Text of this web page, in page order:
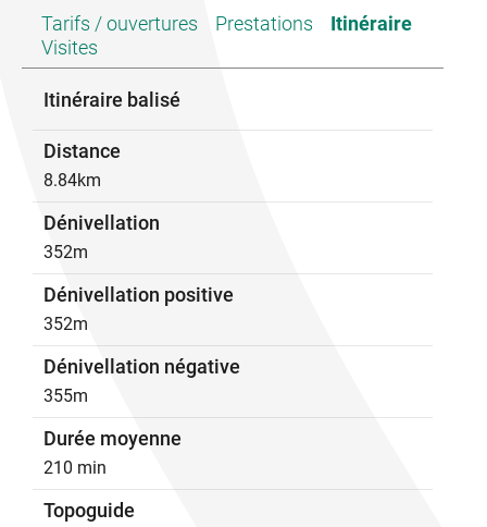
Tarifs / ouvertures Prestations
Itinéraire
Visites
Itinéraire balisé
Distance
8.84km
Dénivellation
352m
Dénivellation positive
352m
Dénivellation négative
355m
Durée moyenne
210 min
Topoguide